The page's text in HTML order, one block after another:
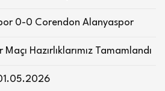
0-0 Corendon Alanyaspor
Hazırlıklarımız Tamamlandı